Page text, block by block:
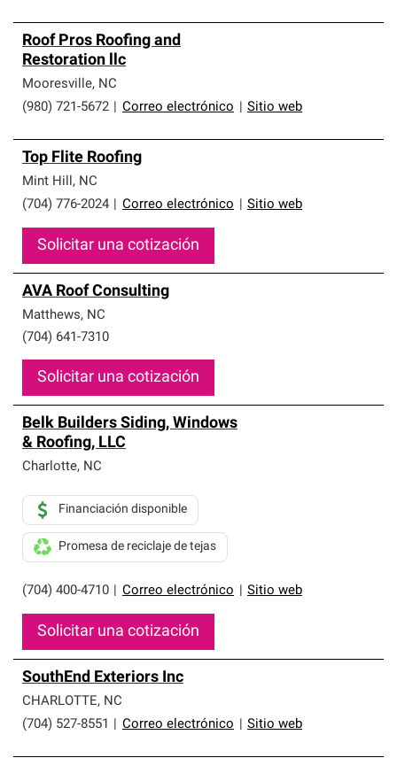
Roof Pros Roofing and
Restoration llc
Mooresville, NC
(980) 721-5672
Correo electrónico Sitio web
Top Flite Roofing
Mint Hill, NC
(704) 776-2024
Correo electrónico Sitio web
Solicitar una cotización
AVA Roof Consulting
Matthews, NC
(704) 641-7310
Solicitar una cotización
Belk Builders Siding, Windows
& Roofing, LLC
Charlotte, NC
(704) 400-4710 Correo electrónico Sitio web
Financiación disponible
Promesa de reciclaje de tejas
Solicitar una cotización
SouthEnd Exteriors Inc
CHARLOTTE, NC
(704) 527-8551
Correo electrónico Sitio web